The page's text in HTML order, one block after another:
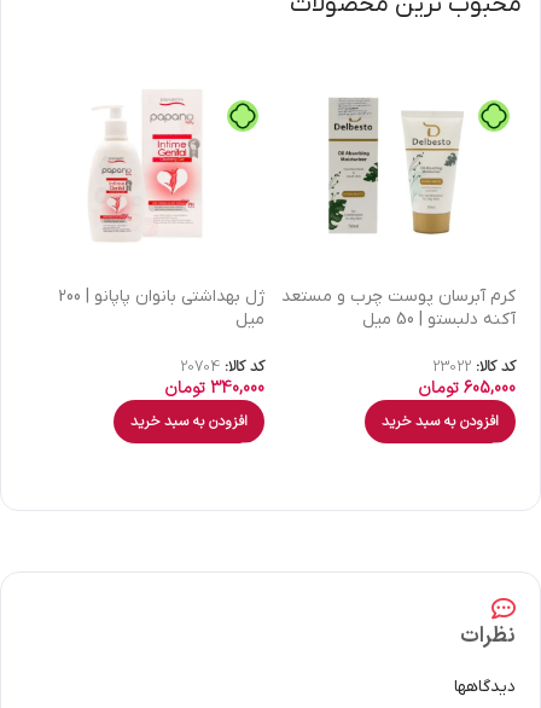
كرم آبرسان پوست چرب و مستعد
آکنه دلبستو | 50 میل
کد کالا: 23022
605,000تومان
افزودن به سبد خرید
ژل بهداشتی بانوان پاپانو | 200
میل
کد کالا: 20704
340,000تومان
افزودن به سبد خرید
نظرات
دیدگاهها